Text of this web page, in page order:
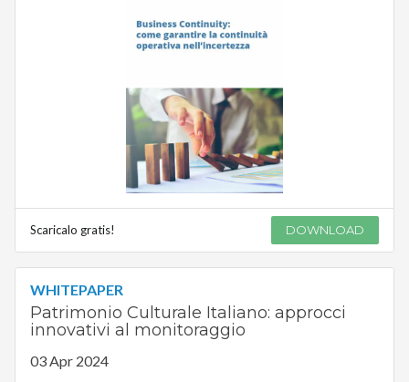
Scaricalo gratis! DOWNLOAD
WHITEPAPER
Patrimonio Culturale Italiano: approcci
innovativi al monitoraggio
03 Apr 2024